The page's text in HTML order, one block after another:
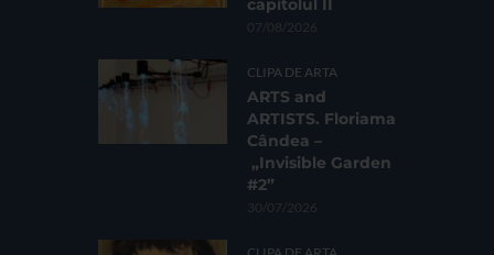
07/08/2026
CLIPA DE ARTA
ARTS and
ARTISTS. Floriama
Cândea –
„Invisible Garden
#2”
30/07/2026